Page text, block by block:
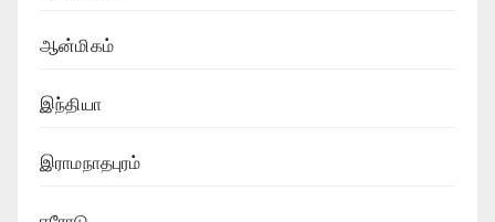
ஆன்மிகம்
இந்தியா
இராமநாதபுரம்